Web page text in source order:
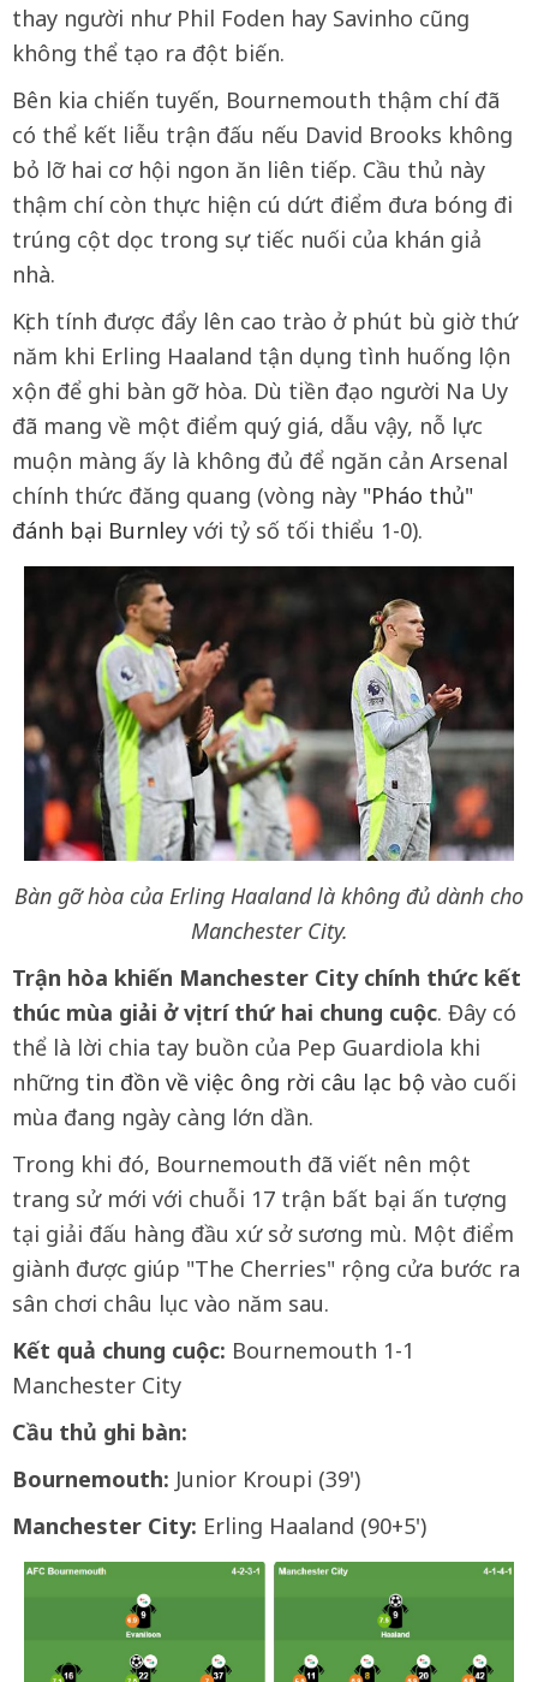
thay người như Phil Foden hay Savinho cũng
không thể tạo ra đột biến.
Bên kia chiến tuyến, Bournemouth thậm chí đã
có thể kết liễu trận đấu nếu David Brooks không
bỏ lỡ hai cơ hội ngon ăn liên tiếp. Cầu thủ này
thậm chí còn thực hiện cú dứt điểm đưa bóng đi
trúng cột dọc trong sự tiếc nuối của khán giả
nhà.
Kịch tính được đẩy lên cao trào ở phút bù giờ thứ
năm khi Erling Haaland tận dụng tình huống lộn
xộn để ghi bàn gỡ hòa. Dù tiền đạo người Na Uy
đã mang về một điểm quý giá, dẫu vậy, nỗ lực
muộn màng ấy là không đủ để ngăn cản Arsenal
chính thức đăng quang (vòng này "Pháo thủ"
đánh bại Burnley với tỷ số tối thiểu 1-0).
Bàn gỡ hòa của Erling Haaland là không đủ dành cho
Manchester City.
Trận hòa khiến Manchester City chính thức kết
thúc mùa giải ở vị trí thứ hai chung cuộc. Đây có
thể là lời chia tay buồn của Pep Guardiola khi
những tin đồn về việc ông rời câu lạc bộ vào cuối
mùa đang ngày càng lớn dần.
Trong khi đó, Bournemouth đã viết nên một
trang sử mới với chuỗi 17 trận bất bại ấn tượng
tại giải đấu hàng đầu xứ sở sương mù. Một điểm
giành được giúp "The Cherries" rộng cửa bước ra
sân chơi châu lục vào năm sau.
Kết quả chung cuộc: Bournemouth 1-1
Manchester City
Cầu thủ ghi bàn:
Bournemouth: Junior Kroupi (39')
Manchester City: Erling Haaland (90+5')